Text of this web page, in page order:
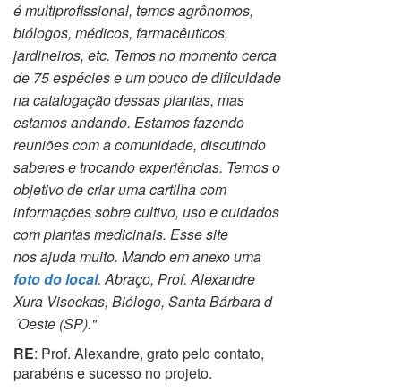
émultiprofissional, temos agrônomos,
biólogos, médicos, farmacêuticos,
jardineiros, etc. Temos no momento cerca
de 75 espécies e um pouco dedificuldade
na catalogação dessas plantas, mas
estamos andando. Estamos fazendo
reuniões com a comunidade, discutindo
saberes e trocandoexperiências. Temos o
objetivo de criar uma cartilha com
informações sobre cultivo, uso e cuidados
com plantas medicinais. Esse site
nosajuda muito. Mando em anexo uma
foto do local.Abraço, Prof. Alexandre
Xura Visockas, Biólogo, Santa Bárbara d
´Oeste (SP)."
RE: Prof. Alexandre, grato pelo contato,
parabéns e sucesso no projeto.